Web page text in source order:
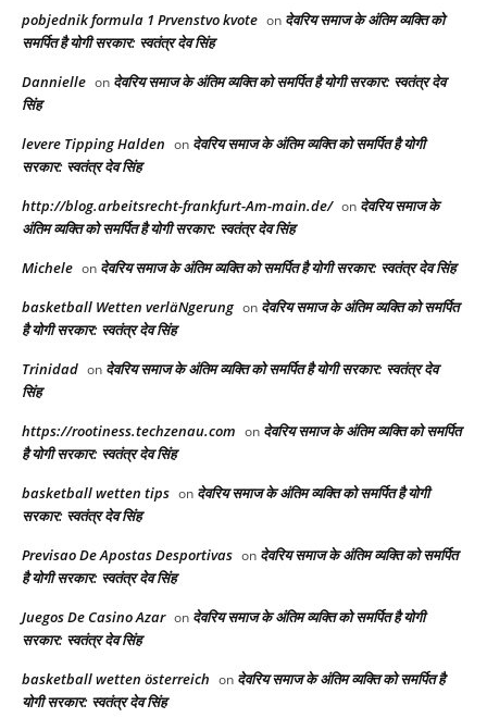
pobjednik formula 1 Prvenstvo kvote on देवरिय समाज के अंतिम व्यक्ति को
समर्पित है योगी सरकार: स्वतंत्र देव सिंह
Dannielle on देवरिय समाज के अंतिम व्यक्ति को समर्पित है योगी सरकार: स्वतंत्र देव
सिंह
levere Tipping Halden on देवरिय समाज के अंतिम व्यक्ति को समर्पित है योगी
सरकार: स्वतंत्र देव सिंह
http://blog.arbeitsrecht-frankfurt-Am-main.de/ on देवरिय समाज के
अंतिम व्यक्ति को समर्पित है योगी सरकार: स्वतंत्र देव सिंह
Michele on देवरिय समाज के अंतिम व्यक्ति को समर्पित है योगी सरकार: स्वतंत्र देव सिंह
basketball Wetten verläNgerung on देवरिय समाज के अंतिम व्यक्ति को समर्पित
है योगी सरकार: स्वतंत्र देव सिंह
Trinidad on देवरिय समाज के अंतिम व्यक्ति को समर्पित है योगी सरकार: स्वतंत्र देव
सिंह
https://rootiness.techzenau.com on देवरिय समाज के अंतिम व्यक्ति को समर्पित
है योगी सरकार: स्वतंत्र देव सिंह
basketball wetten tips on देवरिय समाज के अंतिम व्यक्ति को समर्पित है योगी
सरकार: स्वतंत्र देव सिंह
Previsao De Apostas Desportivas on देवरिय समाज के अंतिम व्यक्ति को समर्पित
है योगी सरकार: स्वतंत्र देव सिंह
Juegos De Casino Azar on देवरिय समाज के अंतिम व्यक्ति को समर्पित है योगी
सरकार: स्वतंत्र देव सिंह
basketball wetten österreich on देवरिय समाज के अंतिम व्यक्ति को समर्पित है
योगी सरकार: स्वतंत्र देव सिंह